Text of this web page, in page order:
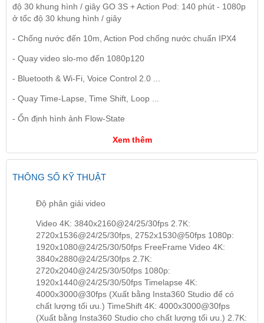
độ 30 khung hình / giây GO 3S + Action Pod: 140 phút - 1080p
ở tốc độ 30 khung hình / giây
- Chống nước đến 10m, Action Pod chống nước chuẩn IPX4
- Quay video slo-mo đến 1080p120
- Bluetooth & Wi-Fi, Voice Control 2.0 ...
- Quay Time-Lapse, Time Shift, Loop ...
- Ổn định hình ảnh Flow-State
Xem thêm
THÔNG SỐ KỸ THUẬT
Độ phân giải video
Video 4K: 3840x2160@24/25/30fps 2.7K:
2720x1536@24/25/30fps, 2752x1530@50fps 1080p:
1920x1080@24/25/30/50fps FreeFrame Video 4K:
3840x2880@24/25/30fps 2.7K:
2720x2040@24/25/30/50fps 1080p:
1920x1440@24/25/30/50fps Timelapse 4K:
4000x3000@30fps (Xuất bằng Insta360 Studio để có
chất lượng tối ưu.) TimeShift 4K: 4000x3000@30fps
(Xuất bằng Insta360 Studio cho chất lượng tối ưu.) 2.7K: